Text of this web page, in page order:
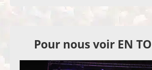
Pour nous voir EN